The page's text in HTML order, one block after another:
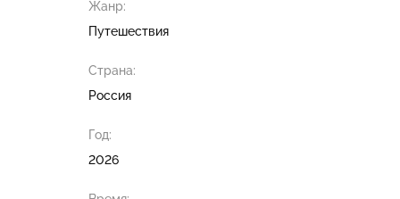
Жанр:
Путешествия
Страна:
Россия
Год:
2026